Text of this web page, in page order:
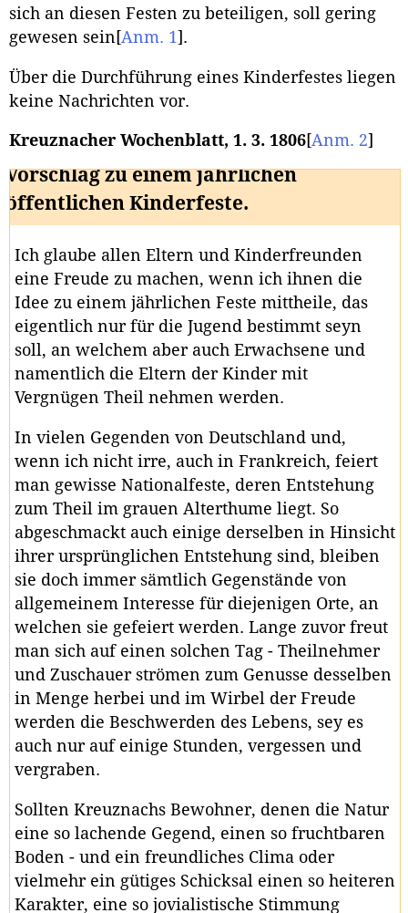
sich an diesen Festen zu beteiligen, soll gering
gewesen sein [Anm. 1] .
Über die Durchführung eines Kinderfestes liegen
keine Nachrichten vor.
Kreuznacher Wochenblatt, 1. 3. 1806[Anm. 2]
Vorschlag zu einem jährlichen
öffentlichen Kinderfeste.
Ich glaube allen Eltern und Kinderfreunden
eine Freude zu machen, wenn ich ihnen die
Idee zu einem jährlichen Feste mittheile, das
eigentlich nur für die Jugend bestimmt seyn
soll, an welchem aber auch Erwachsene und
namentlich die Eltern der Kinder mit
Vergnügen Theil nehmen werden.
In vielen Gegenden von Deutschland und,
wenn ich nicht irre, auch in Frankreich, feiert
man gewisse Nationalfeste, deren Entstehung
zum Theil im grauen Alterthume liegt. So
abgeschmackt auch einige derselben in Hinsicht
ihrer ursprünglichen Entstehung sind, bleiben
sie doch immer sämtlich Gegenstände von
allgemeinem Interesse für diejenigen Orte, an
welchen sie gefeiert werden. Lange zuvor freut
man sich auf einen solchen Tag - Theilnehmer
und Zuschauer strömen zum Genusse desselben
in Menge herbei und im Wirbel der Freude
werden die Beschwerden des Lebens, sey es
auch nur auf einige Stunden, vergessen und
vergraben.
Sollten Kreuznachs Bewohner, denen die Natur
eine so lachende Gegend, einen so fruchtbaren
Boden - und ein freundliches Clima oder
vielmehr ein gütiges Schicksal einen so heiteren
Karakter, eine so jovialistische Stimmung